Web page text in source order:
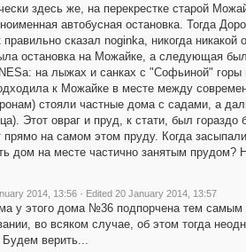
здесь же, на перекрестке старой
автобусная остановка. Тогда
сказал noginka, никогда
остановка на Можайке, а следующая
на лыжах и санках с "Софьиной"
к Можайке в месте между
стояли частные дома с садами, а
Этот овраг и пруд, к стати, был
прямо на самом этом пруду. Когда
дом на месте частично занятым прудом?
2014, 13:56 · Edited 20 January 2014, 13:57
у этого дома №36 подпорчена тем
во всяком случае, об этом тогда
Будем верить...